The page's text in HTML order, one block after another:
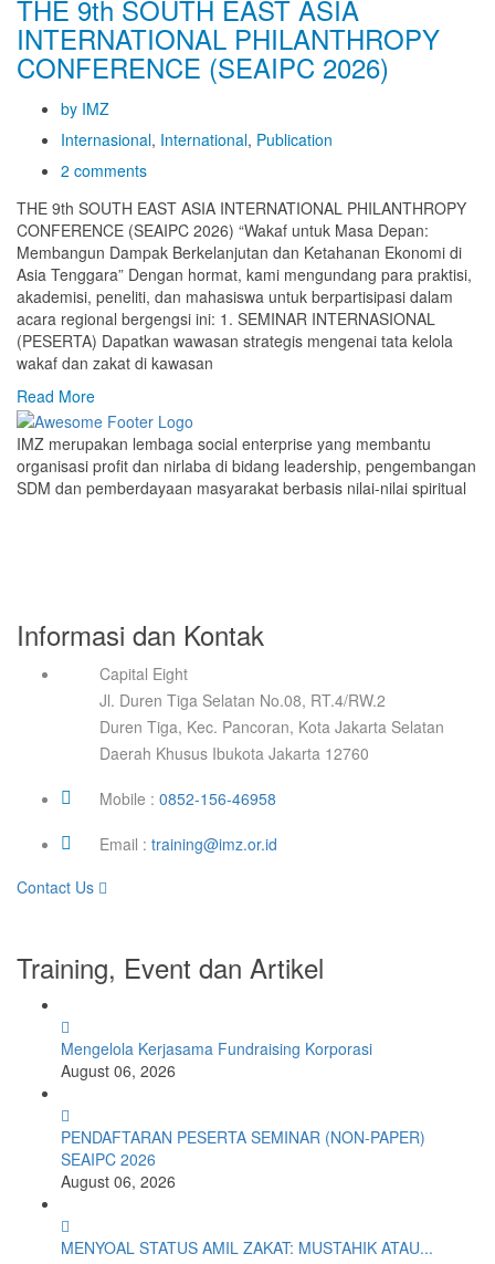
THE 9th SOUTH EAST ASIA
INTERNATIONAL PHILANTHROPY
CONFERENCE (SEAIPC 2026)
by IMZ
Internasional, International, Publication
2 comments
THE 9th SOUTH EAST ASIA INTERNATIONAL PHILANTHROPY
CONFERENCE (SEAIPC 2026) “Wakaf untuk Masa Depan:
Membangun Dampak Berkelanjutan dan Ketahanan Ekonomi di
Asia Tenggara” Dengan hormat, kami mengundang para praktisi,
akademisi, peneliti, dan mahasiswa untuk berpartisipasi dalam
acara regional bergengsi ini: 1. SEMINAR INTERNASIONAL
(PESERTA) Dapatkan wawasan strategis mengenai tata kelola
wakaf dan zakat di kawasan
Read More
IMZ merupakan lembaga social enterprise yang membantu
organisasi profit dan nirlaba di bidang leadership, pengembangan
SDM dan pemberdayaan masyarakat berbasis nilai-nilai spiritual
Informasi dan Kontak
Capital Eight
Jl. Duren Tiga Selatan No.08, RT.4/RW.2
Duren Tiga, Kec. Pancoran, Kota Jakarta Selatan
Daerah Khusus Ibukota Jakarta 12760
Mobile : 0852-156-46958
Email : training@imz.or.id
Contact Us
Training, Event dan Artikel
Mengelola Kerjasama Fundraising Korporasi
August 06, 2026
PENDAFTARAN PESERTA SEMINAR (NON-PAPER)
SEAIPC 2026
August 06, 2026
MENYOAL STATUS AMIL ZAKAT: MUSTAHIK ATAU...